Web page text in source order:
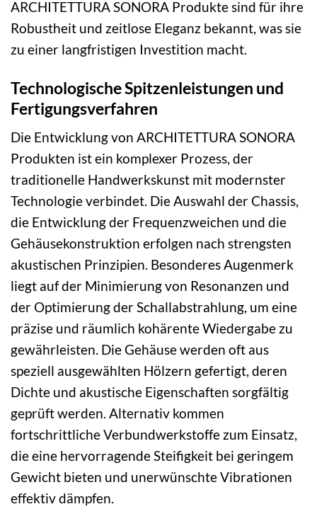
ARCHITETTURA SONORA Produkte sind für ihre
Robustheit und zeitlose Eleganz bekannt, was sie
zu einer langfristigen Investition macht.
Technologische Spitzenleistungen und
Fertigungsverfahren
Die Entwicklung von ARCHITETTURA SONORA
Produkten ist ein komplexer Prozess, der
traditionelle Handwerkskunst mit modernster
Technologie verbindet. Die Auswahl der Chassis,
die Entwicklung der Frequenzweichen und die
Gehäusekonstruktion erfolgen nach strengsten
akustischen Prinzipien. Besonderes Augenmerk
liegt auf der Minimierung von Resonanzen und
der Optimierung der Schallabstrahlung, um eine
präzise und räumlich kohärente Wiedergabe zu
gewährleisten. Die Gehäuse werden oft aus
speziell ausgewählten Hölzern gefertigt, deren
Dichte und akustische Eigenschaften sorgfältig
geprüft werden. Alternativ kommen
fortschrittliche Verbundwerkstoffe zum Einsatz,
die eine hervorragende Steifigkeit bei geringem
Gewicht bieten und unerwünschte Vibrationen
effektiv dämpfen.